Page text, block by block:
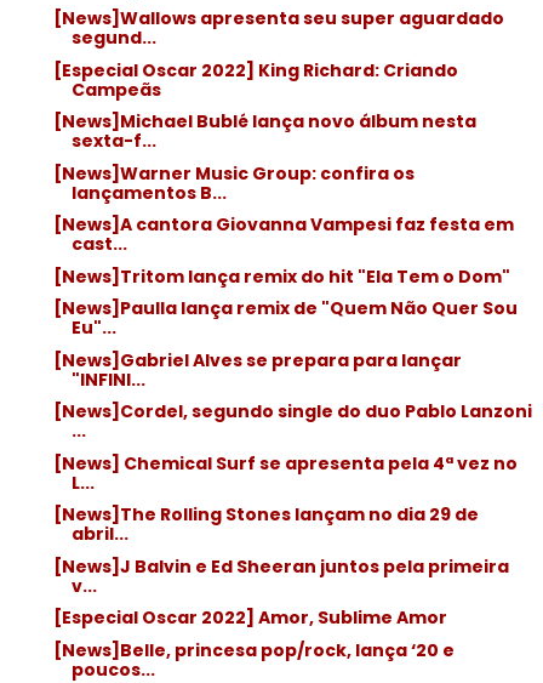
[News]Wallows apresenta seu super aguardado
segund...
[Especial Oscar 2022] King Richard: Criando
Campeãs
[News]Michael Bublé lança novo álbum nesta
sexta-f...
[News]Warner Music Group: confira os
lançamentos B...
[News]A cantora Giovanna Vampesi faz festa em
cast...
[News]Tritom lança remix do hit "Ela Tem o Dom"
[News]Paulla lança remix de "Quem Não Quer Sou
Eu"...
[News]Gabriel Alves se prepara para lançar
"INFINI...
[News]Cordel, segundo single do duo Pablo Lanzoni
...
[News] Chemical Surf se apresenta pela 4ª vez no
L...
[News]The Rolling Stones lançam no dia 29 de
abril...
[News]J Balvin e Ed Sheeran juntos pela primeira
v...
[Especial Oscar 2022] Amor, Sublime Amor
[News]Belle, princesa pop/rock, lança ‘20 e
poucos...